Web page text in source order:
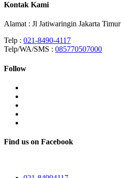
Kontak Kami
Alamat : Jl Jatiwaringin Jakarta Timur
Telp : 021-8490-4117
Telp/WA/SMS : 085770507000
Follow
Find us on Facebook